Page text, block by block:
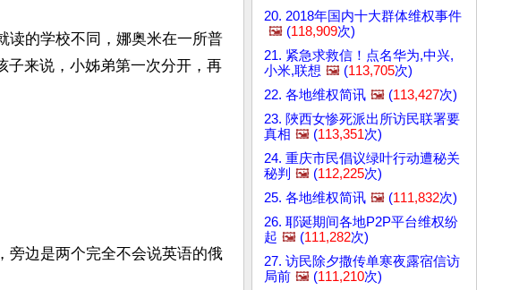
读的学校不同，娜奥米在一所普
子来说，小姊弟第一次分开，再
旁边是两个完全不会说英语的俄
20. 2018年国内十大群体维权事件
🖼️ (118,909次)
21. 紧急求救信！点名华为,中兴,
小米,联想 🖼️ (113,705次)
22. 各地维权简讯 🖼️ (113,427次)
23. 陜西女惨死派出所访民联署要
真相 🖼️ (113,351次)
24. 重庆市民倡议绿叶行动遭秘关
秘判 🖼️ (112,225次)
25. 各地维权简讯 🖼️ (111,832次)
26. 耶诞期间各地P2P平台维权纷
起 🖼️ (111,282次)
27. 访民除夕撒传单寒夜露宿信访
局前 🖼️ (111,210次)